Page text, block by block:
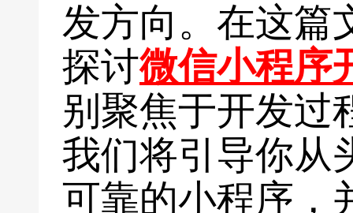
发方向。在这篇
探讨微信小程序
别聚焦于开发过
我们将引导你从
可靠的小程序，